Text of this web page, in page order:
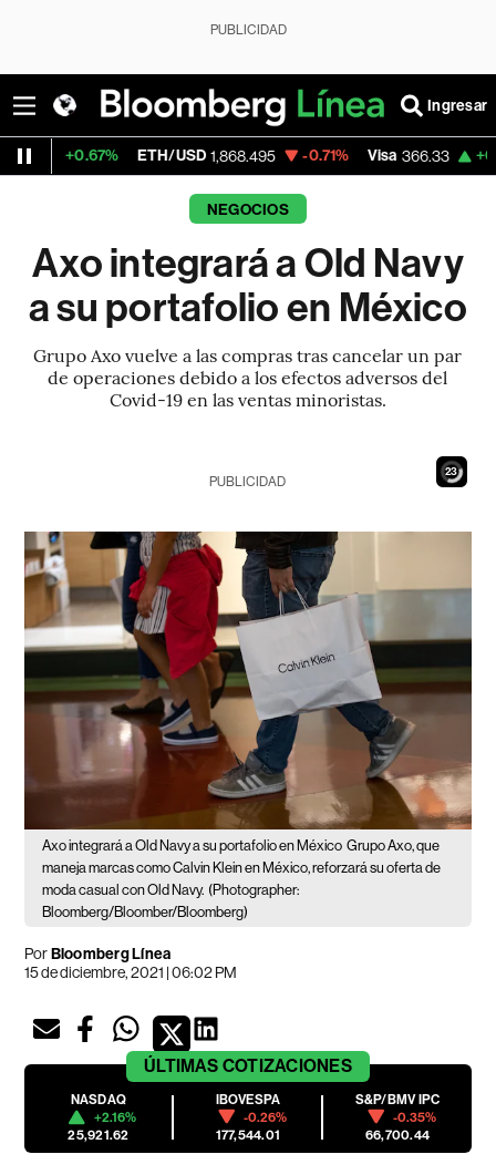
PUBLICIDAD
Ingresar
ETH/USD 1,868.495 -0.71% Visa 366.33 +0.05%
NEGOCIOS
Axo integrará a Old Navy
a su portafolio en México
Grupo Axo vuelve a las compras tras cancelar un par
de operaciones debido a los efectos adversos del
Covid-19 en las ventas minoristas.
21
PUBLICIDAD
Axo integrará a Old Navy a su portafolio en México Grupo Axo, que
maneja marcas como Calvin Klein en México, reforzará su oferta de
moda casual con Old Navy. (Photographer:
Bloomberg/Bloomber/Bloomberg)
PorBloomberg Línea
15 de diciembre, 2021 | 06:02 PM
ÚLTIMAS COTIZACIONES
NASDAQ
+2.16%
25,921.62
IBOVESPA
-0.26%
177,544.01
S&P/BMV IPC
-0.35%
66,700.44